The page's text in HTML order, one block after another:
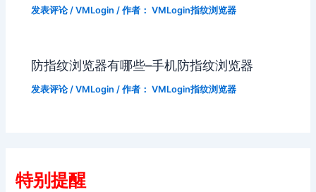
发表评论 /VMLogin / 作者： VMLogin指纹浏览器
防指纹浏览器有哪些–手机防指纹浏览器
发表评论 /VMLogin / 作者： VMLogin指纹浏览器
特别提醒